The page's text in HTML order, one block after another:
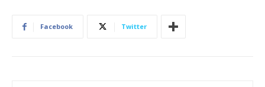
Facebook Twitter